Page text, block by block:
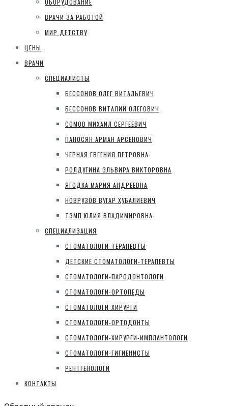
ОБОРУДОВАНИЕ
ВРАЧИ ЗА РАБОТОЙ
МИР ДЕТСТВУ
ЦЕНЫ
ВРАЧИ
СПЕЦИАЛИСТЫ
БЕССОНОВ ОЛЕГ ВИТАЛЬЕВИЧ
БЕССОНОВ ВИТАЛИЙ ОЛЕГОВИЧ
СОМОВ МИХАИЛ СЕРГЕЕВИЧ
ПАНОСЯН АРМАН АРСЕНОВИЧ
ЧЕРНАЯ ЕВГЕНИЯ ПЕТРОВНА
РОЛДУГИНА ЭЛЬВИРА ВИКТОРОВНА
ЯГОДКА МАРИЯ АНДРЕЕВНА
НОВРУЗОВ ВУГАР ХУБАЛИЕВИЧ
ТЭМП ЮЛИЯ ВЛАДИМИРОВНА
СПЕЦИАЛИЗАЦИЯ
СТОМАТОЛОГИ-ТЕРАПЕВТЫ
ДЕТСКИЕ СТОМАТОЛОГИ-ТЕРАПЕВТЫ
СТОМАТОЛОГИ-ПАРОДОНТОЛОГИ
СТОМАТОЛОГИ-ОРТОПЕДЫ
СТОМАТОЛОГИ-ХИРУРГИ
СТОМАТОЛОГИ-ОРТОДОНТЫ
СТОМАТОЛОГИ-ХИРУРГИ-ИМПЛАНТОЛОГИ
СТОМАТОЛОГИ-ГИГИЕНИСТЫ
РЕНТГЕНОЛОГИ
КОНТАКТЫ